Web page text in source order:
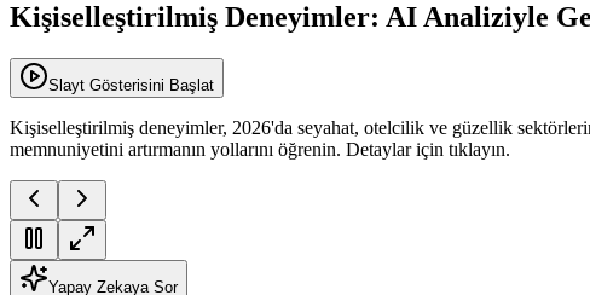
Kişiselleştirilmiş Deneyimler: AI Analiziyle
Slayt Gösterisini Başlat
Kişiselleştirilmiş deneyimler, 2026'da seyahat, otelcilik ve güzellik
memnuniyetini artırmanın yollarını öğrenin. Detaylar için tıklayın.
Yapay Zekaya Sor